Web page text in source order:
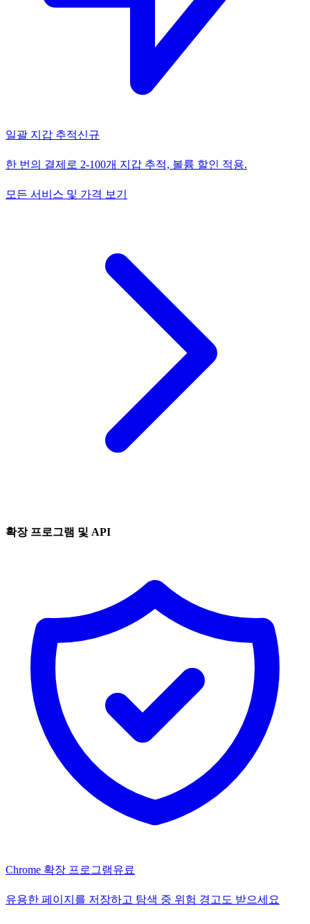
일괄 지갑 추적신규
한 번의 결제로 2-100개 지갑 추적, 볼륨 할인 적용.
모든 서비스 및 가격 보기
확장 프로그램 및 API
Chrome 확장 프로그램유료
유용한 페이지를 저장하고 탐색 중 위험 경고도 받으세요